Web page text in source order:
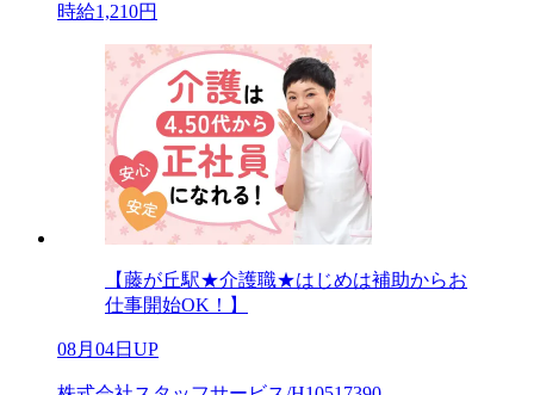
時給1,210円
【藤が丘駅★介護職★はじめは補助からお
仕事開始OK！】
08月04日UP